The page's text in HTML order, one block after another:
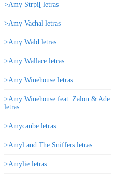
>Amy Strpi[ letras
>Amy Vachal letras
>Amy Wald letras
>Amy Wallace letras
>Amy Winehouse letras
>Amy Winehouse feat. Zalon & Ade
letras
>Amycanbe letras
>Amyl and The Sniffers letras
>Amylie letras